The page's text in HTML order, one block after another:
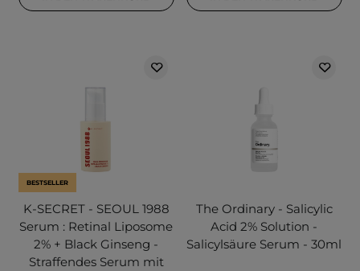
BESTSELLER
K-SECRET - SEOUL 1988
Serum : Retinal Liposome
2% + Black Ginseng -
Straffendes Serum mit
The Ordinary - Salicylic
Acid 2% Solution -
Salicylsäure Serum - 30ml